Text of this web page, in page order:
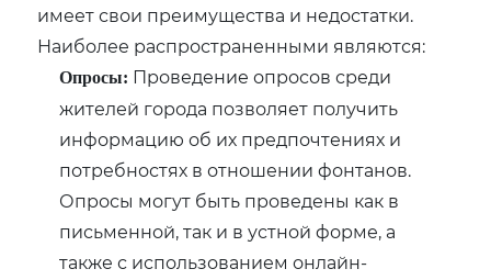
имеет свои преимущества и недостатки.
Наиболее распространенными являются:
Опросы: Проведение опросов среди
жителей города позволяет получить
информацию об их предпочтениях и
потребностях в отношении фонтанов.
Опросы могут быть проведены как в
письменной‚ так и в устной форме‚ а
также с использованием онлайн-